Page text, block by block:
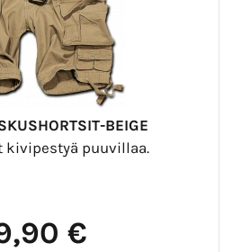
BEIGE
puuvillaa.
€